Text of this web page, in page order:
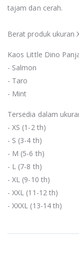
tajam dan cerah.
Berat produk ukuran
Kaos Little Dino
- Salmon
- Taro
- Mint
Tersedia dalam
- XS (1-2 th)
- S (3-4 th)
- M (5-6 th)
- L (7-8 th)
- XL (9-10 th)
- XXL (11-12 th)
- XXXL (13-14 th)